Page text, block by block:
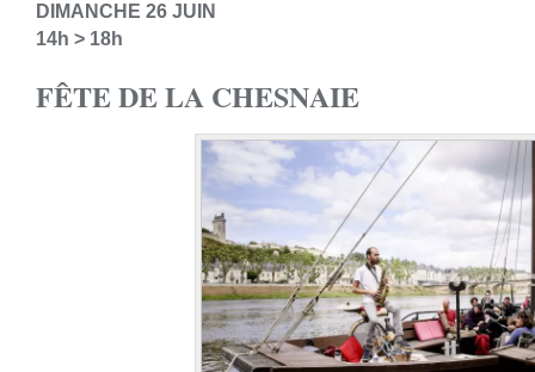
DIMANCHE 26 JUIN
14h > 18h
FÊTE DE LA CHESNAIE